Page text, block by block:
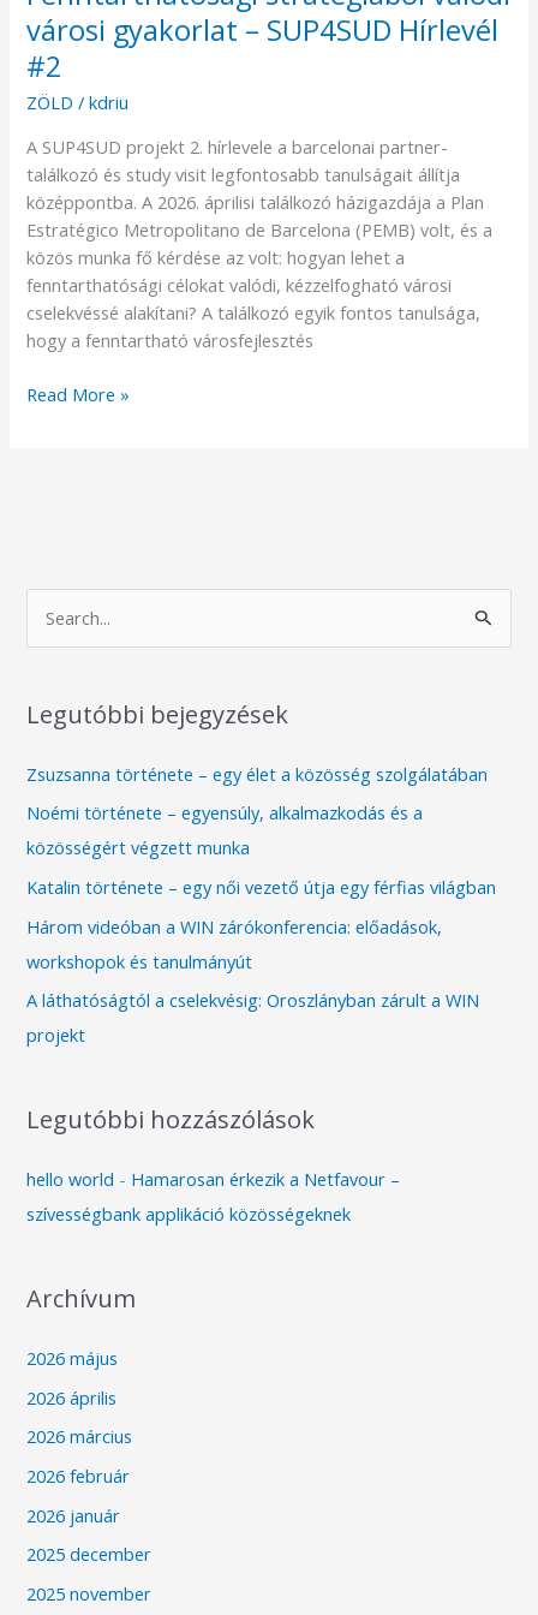
városi gyakorlat – SUP4SUD Hírlevél
#2
ZÖLD /kdriu
A SUP4SUD projekt 2. hírlevele a barcelonai partner-
találkozó és study visit legfontosabb tanulságait állítja
középpontba. A 2026. áprilisi találkozó házigazdája a Plan
Estratégico Metropolitano de Barcelona (PEMB) volt, és a
közös munka fő kérdése az volt: hogyan lehet a
fenntarthatósági célokat valódi, kézzelfogható városi
cselekvéssé alakítani? A találkozó egyik fontos tanulsága,
hogy a fenntartható városfejlesztés
Read More »
e
r
r
:
Legutóbbi bejegyzések
Zsuzsanna története – egy élet a közösség szolgálatában
Noémi története – egyensúly, alkalmazkodás és a
közösségért végzett munka
Katalin története – egy női vezető útja egy férfias világban
Három videóban a WIN zárókonferencia: előadások,
workshopok és tanulmányút
A láthatóságtól a cselekvésig: Oroszlányban zárult a WIN
projekt
Legutóbbi hozzászólások
hello world - Hamarosan érkezik a Netfavour –
szívességbank applikáció közösségeknek
Archívum
2026 május
2026 április
2026 március
2026 február
2026 január
2025 december
2025 november